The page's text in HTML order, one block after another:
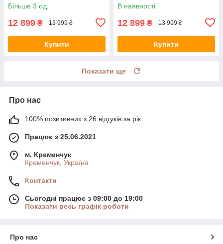
Більше 3 од.
12 899 ₴ 13 999 ₴
Купити
В наявності
12 899 ₴ 13 999 ₴
Купити
Показати ще
Про нас
100% позитивних з 26 відгуків за рік
Працює з 25.06.2021
м. Кременчук
Кременчук, Україна
Контакти
Сьогодні працює з 09:00 до 19:00
Показати весь графік роботи
Про нас